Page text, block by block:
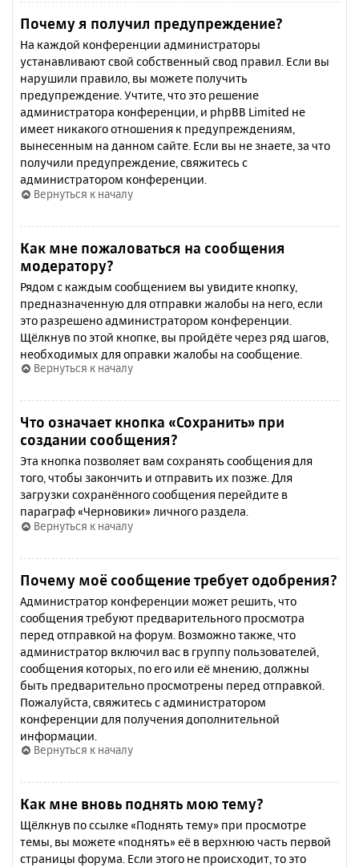
Почему я получил предупреждение?
На каждой конференции администраторы
устанавливают свой собственный свод правил. Если вы
нарушили правило, вы можете получить
предупреждение. Учтите, что это решение
администратора конференции, и phpBB Limited не
имеет никакого отношения к предупреждениям,
вынесенным на данном сайте. Если вы не знаете, за что
получили предупреждение, свяжитесь с
администратором конференции.
Вернуться к началу
Как мне пожаловаться на сообщения
модератору?
Рядом с каждым сообщением вы увидите кнопку,
предназначенную для отправки жалобы на него, если
это разрешено администратором конференции.
Щёлкнув по этой кнопке, вы пройдёте через ряд шагов,
необходимых для оправки жалобы на сообщение.
Вернуться к началу
Что означает кнопка «Сохранить» при
создании сообщения?
Эта кнопка позволяет вам сохранять сообщения для
того, чтобы закончить и отправить их позже. Для
загрузки сохранённого сообщения перейдите в
параграф «Черновики» личного раздела.
Вернуться к началу
Почему моё сообщение требует одобрения?
Администратор конференции может решить, что
сообщения требуют предварительного просмотра
перед отправкой на форум. Возможно также, что
администратор включил вас в группу пользователей,
сообщения которых, по его или её мнению, должны
быть предварительно просмотрены перед отправкой.
Пожалуйста, свяжитесь с администратором
конференции для получения дополнительной
информации.
Вернуться к началу
Как мне вновь поднять мою тему?
Щёлкнув по ссылке «Поднять тему» при просмотре
темы, вы можете «поднять» её в верхнюю часть первой
страницы форума. Если этого не происходит, то это